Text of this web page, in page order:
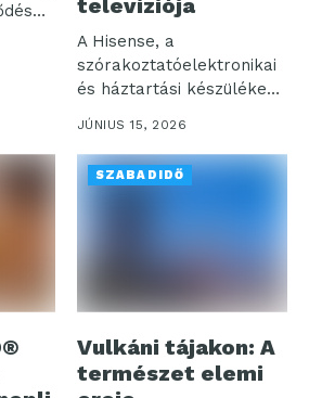
televíziója
A Hisense, a
szórakoztatóelektronikai
és háztartási készülékek
piacának egyik vezető
globális szereplője...
JÚNIUS 15, 2026
SZABADIDŐ
Vulkáni tájakon: A
természet elemi